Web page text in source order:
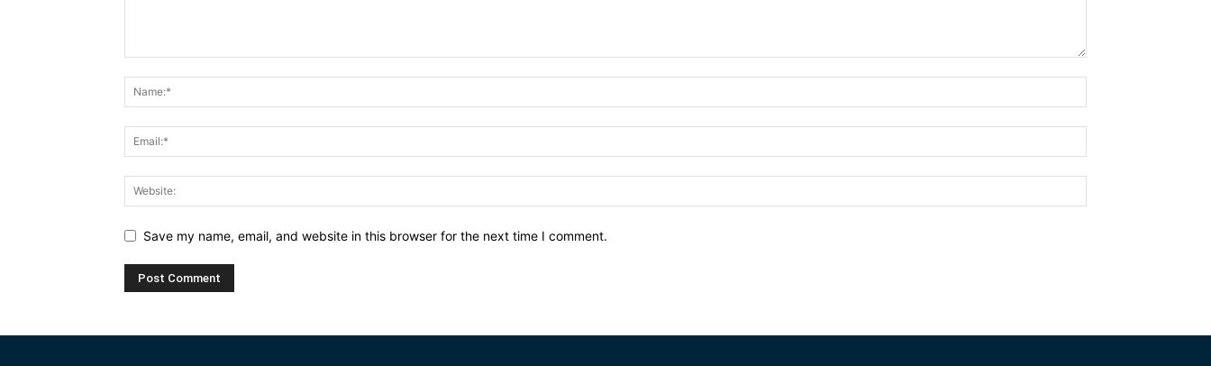
Save my name, email, and website in this browser for the next time I comment.